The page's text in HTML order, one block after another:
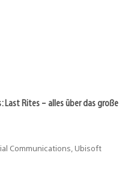
Last Rites – alles über das große
Communications, Ubisoft